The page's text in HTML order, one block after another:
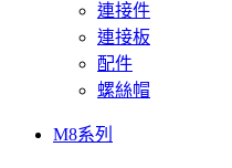
連接件
連接板
配件
螺絲帽
M8系列